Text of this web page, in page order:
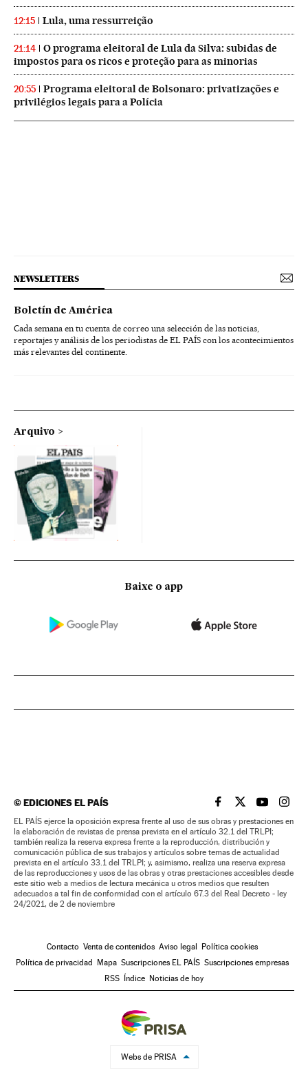
12:15 Lula, uma ressurreição
21:14
O programa eleitoral de Lula da Silva: subidas de
impostos para os ricos e proteção para as minorias
20:55
Programa eleitoral de Bolsonaro: privatizações e
privilégios legais para a Polícia
NEWSLETTERS
Boletín de América
Cada semana en tu cuenta de correo una selección de las noticias,
reportajes y análisis de los periodistas de EL PAÍS con los acontecimientos
más relevantes del continente.
Arquivo
Baixe o app
©EDICIONES EL PAÍS EL PAÍS BRASIL EN
EL PAÍSEL PAÍS
EL
EL PAÍS ejerce la oposición expresa frente al uso de sus obras y prestaciones en
la elaboración de revistas de prensa prevista en el artículo 32.1 del TRLPI;
también realiza la reserva expresa frente a la reproducción, distribución y
comunicación pública de sus trabajos y artículos sobre temas de actualidad
prevista en el artículo 33.1 del TRLPI; y, asimismo, realiza una reserva expresa
de las reproducciones y usos de las obras y otras prestaciones accesibles desde
este sitio web a medios de lectura mecánica u otros medios que resulten
adecuados a tal fin de conformidad con el artículo 67.3 del Real Decreto - ley
24/2021, de 2 de noviembre
Contacto Venta de contenidos Aviso legal
Política cookies
Política de privacidad
Mapa Suscripciones EL PAÍS Suscripciones empresas
RSS
Índice Noticias de hoy
Webs de PRISA